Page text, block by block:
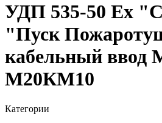
УДП 535-50 Ex
"Пуск
кабельный
М20КМ10
Категории